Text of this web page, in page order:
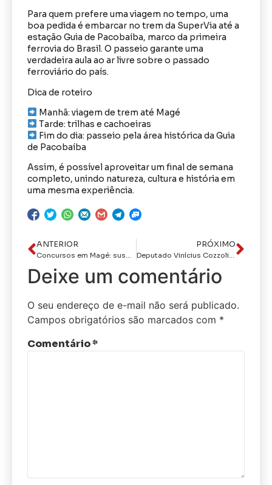
Para quem prefere uma viagem no tempo, uma
boa pedida é embarcar no trem da SuperVia até a
estação Guia de Pacobaíba, marco da primeira
ferrovia do Brasil. O passeio garante uma
verdadeira aula ao ar livre sobre o passado
ferroviário do país.
Dica de roteiro
Manhã: viagem de trem até Magé
Tarde: trilhas e cachoeiras
Fim do dia: passeio pela área histórica da Guia
de Pacobaíba
Assim, é possível aproveitar um final de semana
completo, unindo natureza, cultura e história em
uma mesma experiência.
ANTERIOR
Concursos em Magé: suspensão do edital de professores e a disputa por vagas na área fiscal
PRÓXIMO
Deputado Vinícius Cozzolino aprova o Dia da Juventude em Magé
Deixe um comentário
O seu endereço de e-mail não será publicado.
Campos obrigatórios são marcados com *
Comentário*